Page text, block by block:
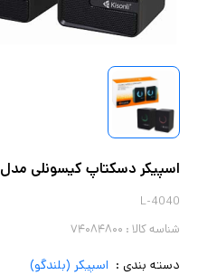
اسپیکر دسکتاپ کیسونلی مدل L-4040
L-4040
شناسه کالا : ۷۴۰۸۴۸۰۰
دسته بندی : اسپیکر (بلندگو)